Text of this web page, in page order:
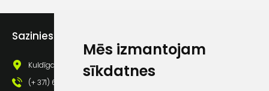
Mēs izmantojam
sīkdatnes
Sazinies ar mums
Kuldīgas iela 69a, Saldus, Saldus nov., LV - 3801
(+ 371) 63 881 186
pastā